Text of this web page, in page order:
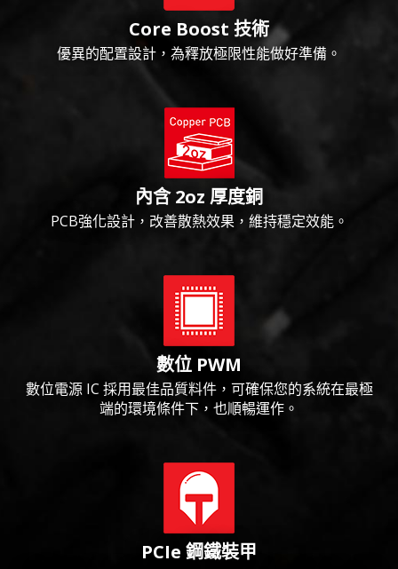
Core Boost 技術
優異的配置設計，為釋放極限性能做好準備。
內含 2oz 厚度銅
PCB強化設計，改善散熱效果，維持穩定效能。
數位 PWM
數位電源 IC 採用最佳品質料件，可確保您的系統在最極
端的環境條件下，也順暢運作。
PCIe 鋼鐵裝甲